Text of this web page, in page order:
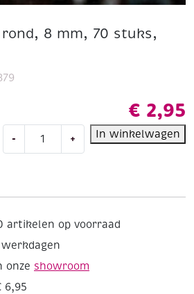
8 mm, 70 stuks,
€ 2,95
-
stuks,
+ In winkelwagen
artikelen op voorraad
onze showroom
6,95